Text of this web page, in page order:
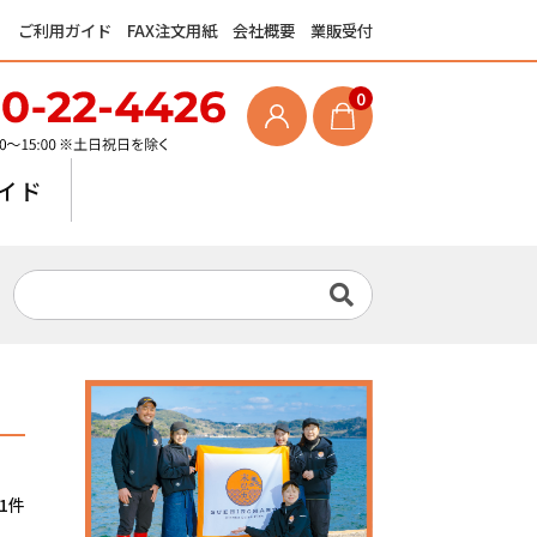
ご利用ガイド FAX注文用紙 会社概要 業販受付
0
ド
件